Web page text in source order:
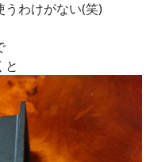
うわけがない(笑)
と